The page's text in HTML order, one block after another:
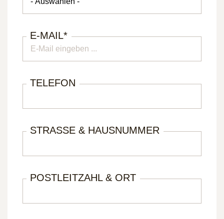
E-MAIL*
TELEFON
STRASSE & HAUSNUMMER
POSTLEITZAHL & ORT